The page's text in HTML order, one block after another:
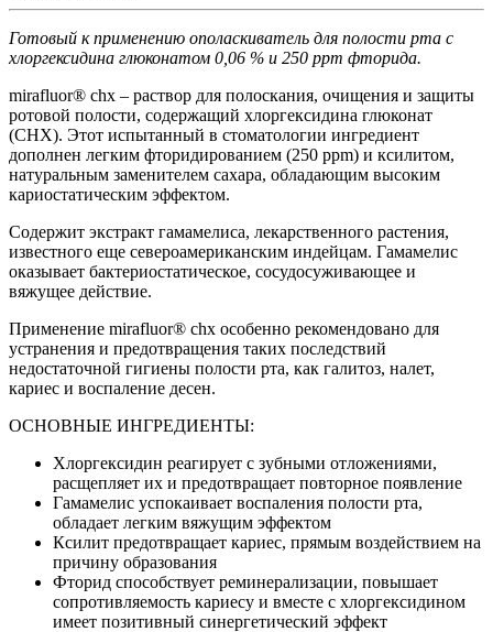
Готовый к применению ополаскиватель для полости рта с
хлоргексидина глюконатом 0,06 % и 250 ppm фторида.
mirafluor® chx – раствор для полоскания, очищения и защиты
ротовой полости, содержащий хлоргексидина глюконат
(CHX). Этот испытанный в стоматологии ингредиент
дополнен легким фторидированием (250 ppm) и ксилитом,
натуральным заменителем сахара, обладающим высоким
кариостатическим эффектом.
Содержит экстракт гамамелиса, лекарственного растения,
известного еще североамериканским индейцам. Гамамелис
оказывает бактериостатическое, сосудосуживающее и
вяжущее действие.
Применение mirafluor® chx особенно рекомендовано для
устранения и предотвращения таких последствий
недостаточной гигиены полости рта, как галитоз, налет,
кариес и воспаление десен.
ОСНОВНЫЕ ИНГРЕДИЕНТЫ:
Хлоргексидин реагирует с зубными отложениями,
расщепляет их и предотвращает повторное появление
Гамамелис успокаивает воспаления полости рта,
обладает легким вяжущим эффектом
Ксилит предотвращает кариес, прямым воздействием на
причину образования
Фторид способствует реминерализации, повышает
сопротивляемость кариесу и вместе с хлоргексидином
имеет позитивный синергетический эффект